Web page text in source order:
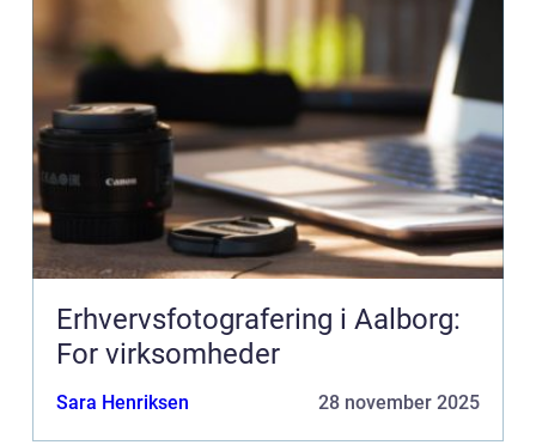
Erhvervsfotografering i Aalborg:
For virksomheder
Sara Henriksen 28 november 2025